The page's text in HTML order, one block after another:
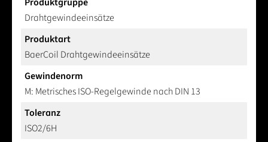
Drahtgewindeeinsätze
Produktart
BaerCoil Drahtgewindeeinsätze
Gewindenorm
M: Metrisches ISO-Regelgewinde nach DIN 13
Toleranz
ISO2/6H